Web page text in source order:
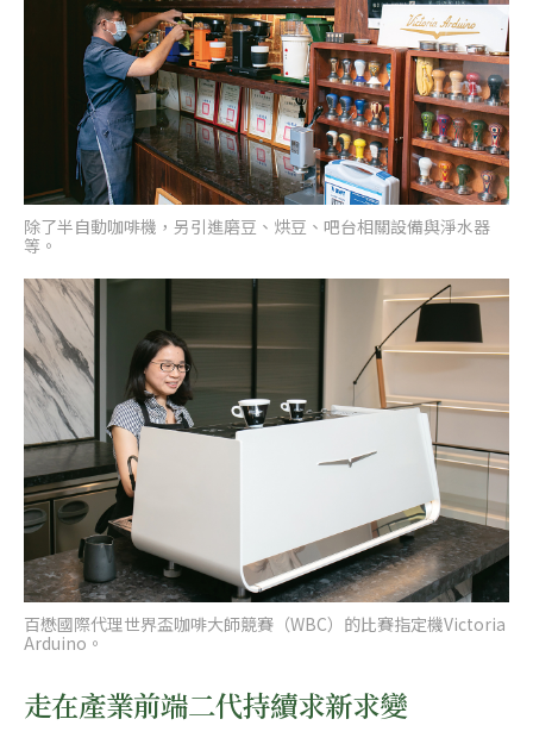
除了半自動咖啡機，另引進磨豆、烘豆、吧台相關設備與淨水器
等。
百懋國際代理世界盃咖啡大師競賽（WBC）的比賽指定機Victoria
Arduino。
走在產業前端二代持續求新求變